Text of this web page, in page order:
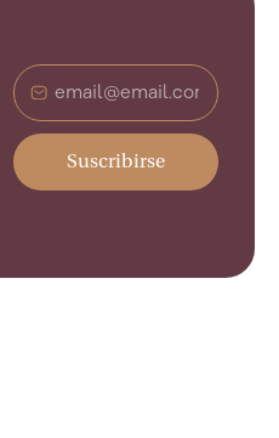
Suscribirse